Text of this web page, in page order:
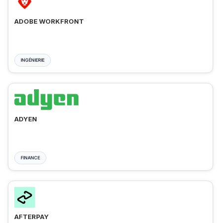
ADOBE WORKFRONT
INGÉNIERIE
ADYEN
FINANCE
AFTERPAY